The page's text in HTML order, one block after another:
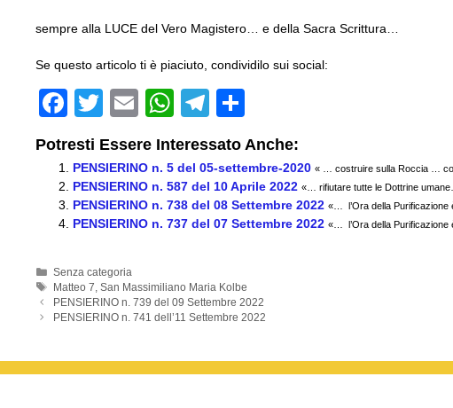
sempre alla LUCE del Vero Magistero… e della Sacra Scrittura…
Se questo articolo ti è piaciuto, condividilo sui social:
F
c
e
b
o
k
T
wi
tt
er
E
m
ail
W
at
s
A
T
el
e
gr
a
o
n
di
vi
Potresti Essere Interessato Anche:
PENSIERINO n. 5 del 05-settembre-2020 « … costruire sulla Roccia …
PENSIERINO n. 587 del 10 Aprile 2022 «… rifiutare tutte le Dottrine
PENSIERINO n. 738 del 08 Settembre 2022 «… l’Ora della Purificazione
PENSIERINO n. 737 del 07 Settembre 2022 «… l’Ora della Purificazione
Categorie
Senza categoria
Tag
Matteo 7,San Massimiliano Maria Kolbe
PENSIERINO n. 739 del 09 Settembre 2022
PENSIERINO n. 741 dell’11 Settembre 2022